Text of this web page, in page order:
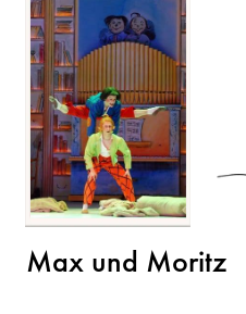
Max und Moritz